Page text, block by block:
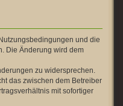
und die
Die Änderung wird dem
zu widersprechen.
das zwischen dem Betreiber
mit sofortiger